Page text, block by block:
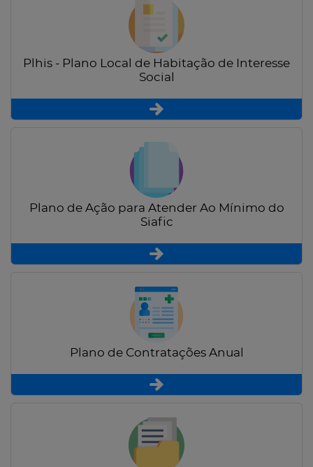
Plhis - Plano Local de Habitação de Interesse
Social
Plano de Ação para Atender Ao Mínimo do
Siafic
Plano de Contratações Anual